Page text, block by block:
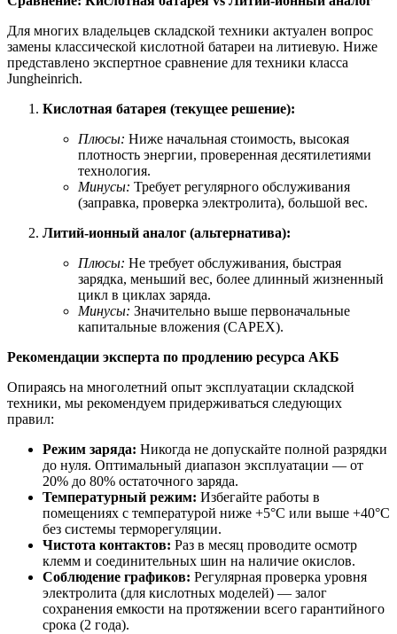
Для многих владельцев складской техники актуален вопрос
замены классической кислотной батареи на литиевую. Ниже
представлено экспертное сравнение для техники класса
Jungheinrich.
Кислотная батарея (текущее решение):
Плюсы: Ниже начальная стоимость, высокая
плотность энергии, проверенная десятилетиями
технология.
Минусы: Требует регулярного обслуживания
(заправка, проверка электролита), большой вес.
Литий-ионный аналог (альтернатива):
Плюсы: Не требует обслуживания, быстрая
зарядка, меньший вес, более длинный жизненный
цикл в циклах заряда.
Минусы: Значительно выше первоначальные
капитальные вложения (CAPEX).
Рекомендации эксперта по продлению ресурса АКБ
Опираясь на многолетний опыт эксплуатации складской
техники, мы рекомендуем придерживаться следующих
правил:
Режим заряда: Никогда не допускайте полной разрядки
до нуля. Оптимальный диапазон эксплуатации — от
20% до 80% остаточного заряда.
Температурный режим: Избегайте работы в
помещениях с температурой ниже +5°C или выше +40°C
без системы терморегуляции.
Чистота контактов: Раз в месяц проводите осмотр
клемм и соединительных шин на наличие окислов.
Соблюдение графиков: Регулярная проверка уровня
электролита (для кислотных моделей) — залог
сохранения емкости на протяжении всего гарантийного
срока (2 года).